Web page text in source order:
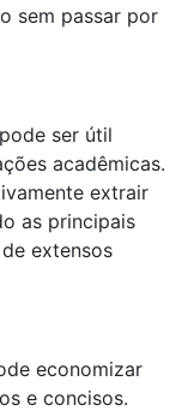
sem passar por
ser útil
acadêmicas.
extrair
as principais
extensos
economizar
e concisos.